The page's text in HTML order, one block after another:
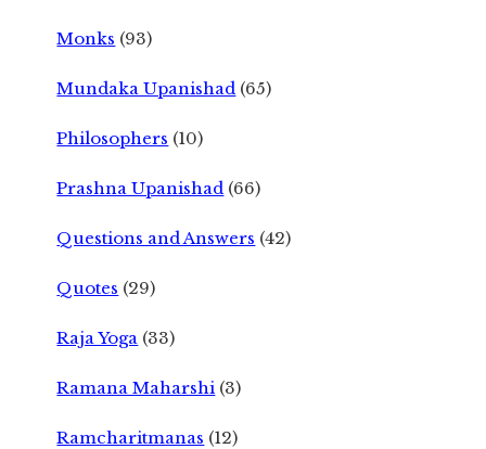
Monks (93)
Mundaka Upanishad (65)
Philosophers (10)
Prashna Upanishad (66)
Questions and Answers (42)
Quotes (29)
Raja Yoga (33)
Ramana Maharshi (3)
Ramcharitmanas (12)